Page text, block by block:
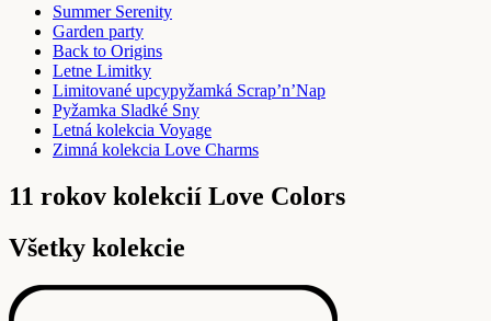
Summer Serenity
Garden party
Back to Origins
Letne Limitky
Limitované upcypyžamká Scrap’n’Nap
Pyžamka Sladké Sny
Letná kolekcia Voyage
Zimná kolekcia Love Charms
11 rokov kolekcií Love Colors
Všetky kolekcie